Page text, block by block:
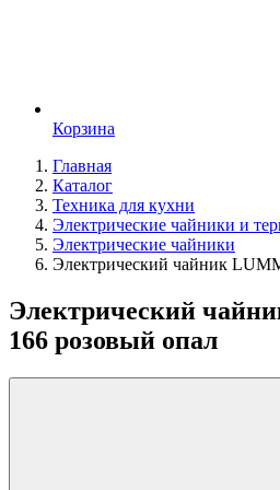
Корзина
Главная
Каталог
Техника для кухни
Электрические чайники и
Электрические чайники
Электрический чайник
Электрический
166 розовый опал